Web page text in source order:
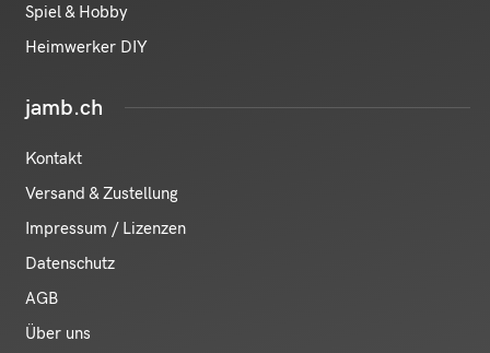
Spiel & Hobby
Heimwerker DIY
jamb.ch
Kontakt
Versand & Zustellung
Impressum / Lizenzen
Datenschutz
AGB
Über uns